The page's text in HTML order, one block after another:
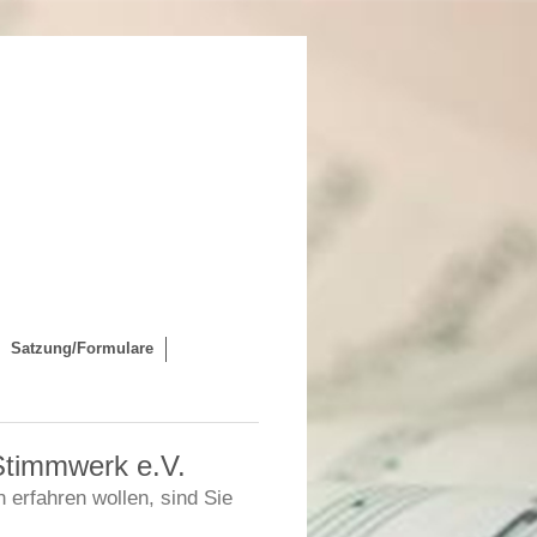
Satzung/Formulare
e.V.
erfahren wollen, sind Sie